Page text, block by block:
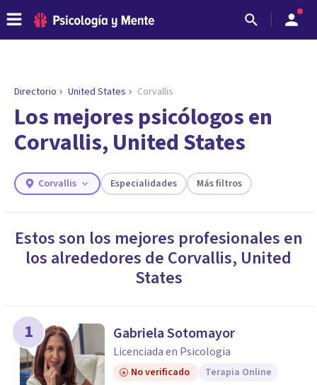
ENCONTRAR MI TERAPEUTA
¿Necesitas ayuda para encontrar el
psicólogo adecuado?
Responde a unas breves preguntas y te ofreceremos
necesidades.
Directorio United States Corvallis
Los mejores psicólogos en
Corvallis, United States
Corvallis Especialidades Más filtros
Estos son los mejores profesionales en
los alrededores de Corvallis, United
States
1 Gabriela Sotomayor
Licenciada en Psicologia
No verificado Terapia Online